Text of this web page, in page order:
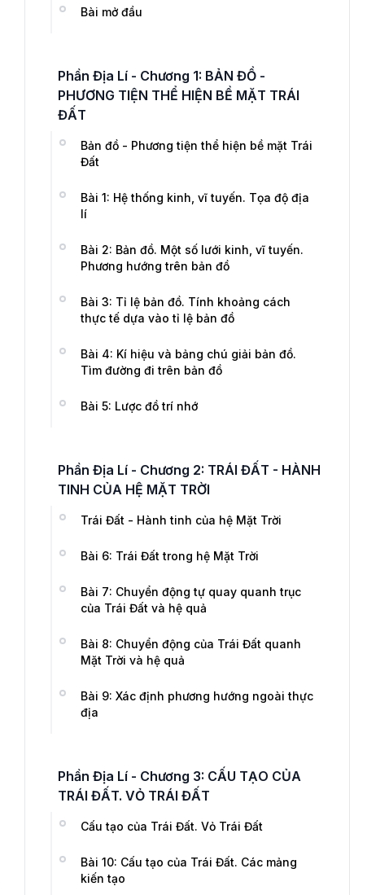
Bài mở đầu
Phần Địa Lí - Chương 1: BẢN ĐỒ -
PHƯƠNG TIỆN THỂ HIỆN BỀ MẶT TRÁI
ĐẤT
Bản đồ - Phương tiện thể hiện bề mặt Trái
Đất
Bài 1: Hệ thống kinh, vĩ tuyến. Tọa độ địa
lí
Bài 2: Bản đồ. Một số lưới kinh, vĩ tuyến.
Phương hướng trên bản đồ
Bài 3: Tỉ lệ bản đồ. Tính khoảng cách
thực tế dựa vào tỉ lệ bản đồ
Bài 4: Kí hiệu và bảng chú giải bản đồ.
Tìm đường đi trên bản đồ
Bài 5: Lược đồ trí nhớ
Phần Địa Lí - Chương 2: TRÁI ĐẤT - HÀNH
TINH CỦA HỆ MẶT TRỜI
Trái Đất - Hành tinh của hệ Mặt Trời
Bài 6: Trái Đất trong hệ Mặt Trời
Bài 7: Chuyển động tự quay quanh trục
của Trái Đất và hệ quả
Bài 8: Chuyển động của Trái Đất quanh
Mặt Trời và hệ quả
Bài 9: Xác định phương hướng ngoài thực
địa
Phần Địa Lí - Chương 3: CẤU TẠO CỦA
TRÁI ĐẤT. VỎ TRÁI ĐẤT
Cấu tạo của Trái Đất. Vỏ Trái Đất
Bài 10: Cấu tạo của Trái Đất. Các mảng
kiến tạo